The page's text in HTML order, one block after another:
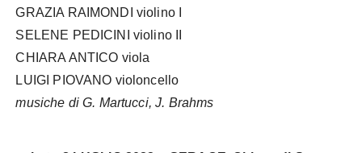
GRAZIA RAIMONDI violino I
SELENE PEDICINI violino II
CHIARA ANTICO viola
LUIGI PIOVANO violoncello
musiche di G. Martucci, J. Brahms